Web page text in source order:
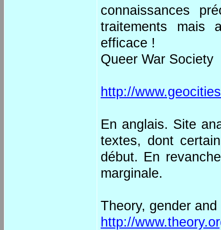
connaissances
traitements mais
efficace !
Queer War Society
http://
En anglais. Site
textes, dont
début. En
marginale.
Theory, gender
http://